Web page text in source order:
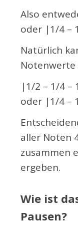
Also
oder |1/4 –
Natürlich
Notenwerte
|1/2 – 1/4
oder |1/4 –
aller Noten
zusammen
ergeben.
Wie ist
Pausen?